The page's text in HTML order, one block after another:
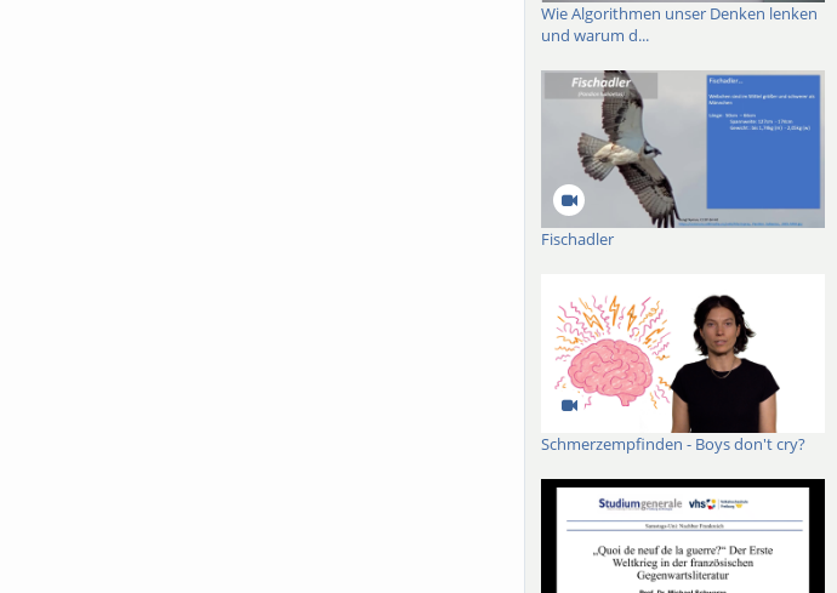
Wie Algorithmen unser Denken lenken
und warum d...
Fischadler
Schmerzempfinden - Boys don't cry?